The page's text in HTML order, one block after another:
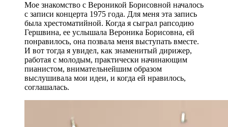
Мое знакомство с Вероникой Борисовной началось
с записи концерта 1975 года. Для меня эта запись
была хрестоматийной. Когда я сыграл рапсодию
Гершвина, ее услышала Вероника Борисовна, ей
понравилось, она позвала меня выступать вместе.
И вот тогда я увидел, как знаменитый дирижер,
работая с молодым, практически начинающим
пианистом, внимательнейшим образом
выслушивала мои идеи, и когда ей нравилось,
соглашалась.